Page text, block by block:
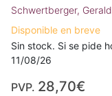
Schwertberger, Gerald
Disponible en breve
Sin stock. Si se pide
11/08/26
PVP. 28,70€